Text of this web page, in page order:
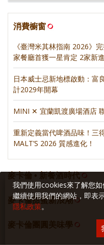
消費櫥窗
《臺灣米其林指南 2026》
家餐廳首獲一星肯定 2家新
日本威士忌新地標啟動：富
計2029年開幕
MINI ✕ 宜蘭凱渡廣場酒店
重新定義當代啤酒品味！三
MALT’S 2026 質感進化！
麥卡倫 • 新餐酒時代
麥卡倫甜蜜新浪潮
麥卡倫團圓美味學
我們使用cookies來了解您如
繼續使用我們的網站，即表
隱私政策。